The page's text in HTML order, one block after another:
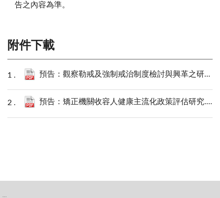
告之內容為準。
附件下載
預告：觀察勒戒及強制戒治制度檢討與興革之研究.pdf
預告：矯正機關收容人健康主流化政策評估研究.pdf